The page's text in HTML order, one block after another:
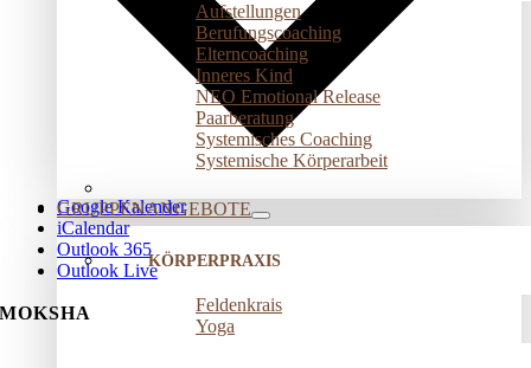
Aufstellungen
Berufungscoaching
Elterncoaching
Inneres Kind
NEO Emotional Release
Paarberatung
Systemisches Coaching
Systemische Körperarbeit
GRUPPENANGEBOTE
KÖRPERPRAXIS
Feldenkrais
Yoga
Google Kalender
iCalendar
Outlook 365
Outlook Live
MOKSHA